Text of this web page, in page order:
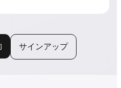
サインアップ